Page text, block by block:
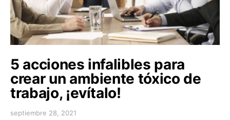
5 acciones infalibles para
crear un ambiente tóxico de
trabajo, ¡evítalo!
septiembre 28, 2021